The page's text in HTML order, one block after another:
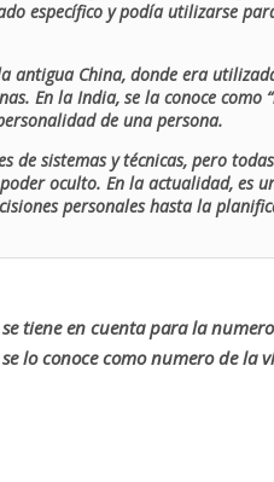
específico y podía utilizarse
antigua China, donde era
En la India, se la conoce como
de una persona.
sistemas y técnicas, pero
oculto. En la actualidad, es
personales hasta la
tiene en cuenta para la
lo conoce como numero de la